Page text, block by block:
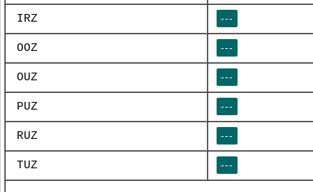
IRZ ---
OOZ ---
OUZ ---
PUZ ---
RUZ ---
TUZ ---